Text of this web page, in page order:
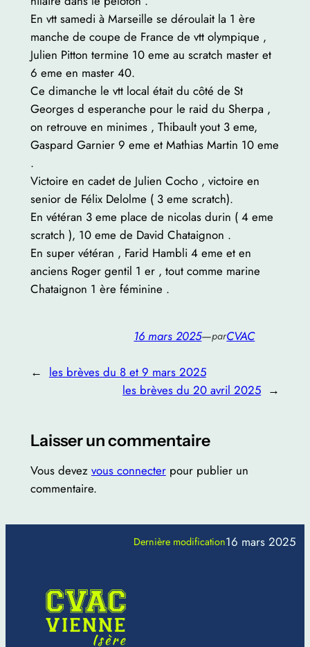
En vtt samedi à Marseille se déroulait la 1 ère
manche de coupe de France de vtt olympique ,
Julien Pitton termine 10 eme au scratch master et
6 eme en master 40.
Ce dimanche le vtt local était du côté de St
Georges d esperanche pour le raid du Sherpa ,
on retrouve en minimes , Thibault yout 3 eme,
Gaspard Garnier 9 eme et Mathias Martin 10 eme
.
Victoire en cadet de Julien Cocho , victoire en
senior de Félix Delolme ( 3 eme scratch).
En vétéran 3 eme place de nicolas durin ( 4 eme
scratch ), 10 eme de David Chataignon .
En super vétéran , Farid Hambli 4 eme et en
anciens Roger gentil 1 er , tout comme marine
Chataignon 1 ère féminine .
16 mars 2025—parCVAC
← les brèves du 8 et 9 mars 2025
les brèves du 20 avril 2025 →
Laisser un commentaire
Vous devez vous connecterpour publier un
commentaire.
Dernière modification16 mars 2025